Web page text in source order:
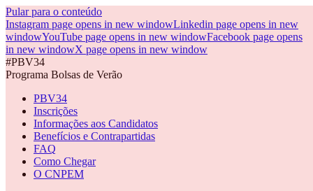
Pular para o conteúdo
Instagram page opens in new windowLinkedin page opens in new
windowYouTube page opens in new windowFacebook page opens
in new windowX page opens in new window
#PBV34
Programa Bolsas de Verão
PBV34
Inscrições
Informações aos Candidatos
Benefícios e Contrapartidas
FAQ
Como Chegar
O CNPEM